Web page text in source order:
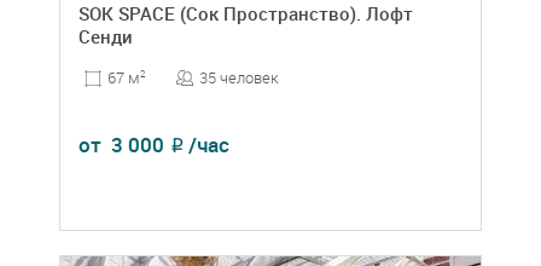
SOK SPACE (Сок Пространство). Лофт
Сенди
67 м2 35 человек
от 3 000 ₽ /час